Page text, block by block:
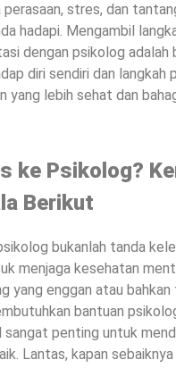
stres, dan
hadapi. Mengambil
dengan psikolog adalah
diri sendiri dan langkah
yang lebih sehat dan
ke Psikolog?
Berikut
bukanlah tanda
menjaga kesehatan
yang enggan atau
bantuan
penting untuk
Lantas, kapan